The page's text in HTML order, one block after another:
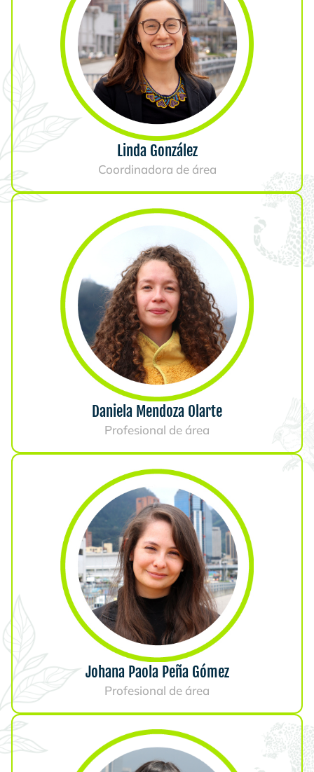
Linda González
Coordinadora de área
Daniela Mendoza Olarte
Profesional de área
Johana Paola Peña Gómez
Profesional de área